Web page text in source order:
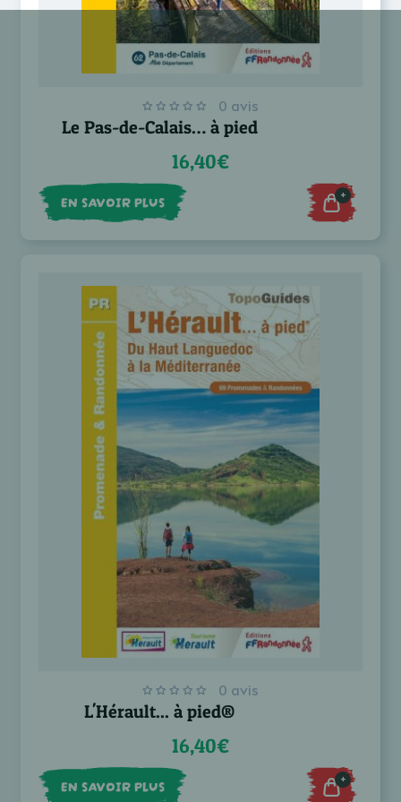
0 avis
Le Pas-de-Calais… à pied
16,40€
EN SAVOIR PLUS +
0 avis
L'Hérault... à pied®
16,40€
EN SAVOIR PLUS +